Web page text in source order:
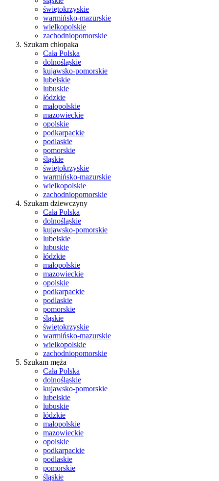
świętokrzyskie
warmińsko-mazurskie
wielkopolskie
zachodniopomorskie
Szukam chłopaka
Cała Polska
dolnośląskie
kujawsko-pomorskie
lubelskie
lubuskie
łódzkie
małopolskie
mazowieckie
opolskie
podkarpackie
podlaskie
pomorskie
śląskie
świętokrzyskie
warmińsko-mazurskie
wielkopolskie
zachodniopomorskie
Szukam dziewczyny
Cała Polska
dolnośląskie
kujawsko-pomorskie
lubelskie
lubuskie
łódzkie
małopolskie
mazowieckie
opolskie
podkarpackie
podlaskie
pomorskie
śląskie
świętokrzyskie
warmińsko-mazurskie
wielkopolskie
zachodniopomorskie
Szukam męża
Cała Polska
dolnośląskie
kujawsko-pomorskie
lubelskie
lubuskie
łódzkie
małopolskie
mazowieckie
opolskie
podkarpackie
podlaskie
pomorskie
śląskie